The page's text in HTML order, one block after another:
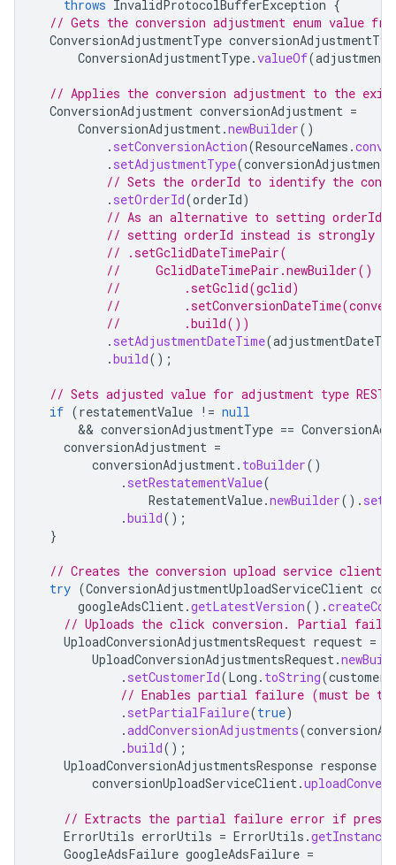
throws InvalidProtocolBufferException {
// Gets the conversion adjustment enum value
ConversionAdjustmentType
ConversionAdjustmentType.valueOf(
// Applies the conversion adjustment to the
ConversionAdjustment conversionAdjustment =
ConversionAdjustment.newBuilder()
. setConversionAction(ResourceNames .
. setAdjustmentType(
// Sets the orderId to identify the
. setOrderId(orderId)
// As an alternative to setting orderId,
// setting orderId instead is strongly
// .setGclidDateTimePair(
//     GclidDateTimePair.newBuilder()
//         .setGclid(gclid)
//
//         .build())
. setAdjustmentDateTime(
.build();
// Sets adjusted value for adjustment type
if (restatementValue != null
      &&
conversionAdjustmentType ==
conversionAdjustment =
conversionAdjustment. toBuilder()
. setRestatementValue(
RestatementValue.newBuilder().
.build();
}
// Creates the conversion upload service client.
try (ConversionAdjustmentUploadServiceClient
googleAdsClient.getLatestVersion().
// Uploads the click conversion. Partial
UploadConversionAdjustmentsRequest request =
UploadConversionAdjustmentsRequest.
. setCustomerId(Long . toString(
// Enables partial failure (must be
. setPartialFailure(true)
.addConversionAdjustments(
.build();
UploadConversionAdjustmentsResponse response
conversionUploadServiceClient.
// Extracts the partial failure error if
ErrorUtils errorUtils = ErrorUtils .getInstance
GoogleAdsFailure googleAdsFailure =